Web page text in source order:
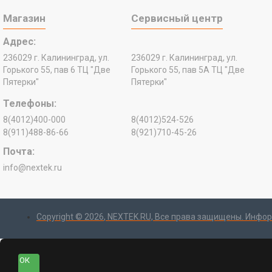
Магазин Сервисный центр
Адрес:
236029 г. Калининград, ул.
Горького 55, пав 6 ТЦ "Две
Пятерки"
236029 г. Калининград, ул.
Горького 55, пав 5А ТЦ "Две
Пятерки"
Телефоны:
8(4012)400-000
8(911)488-86-66
8(4012)524-526
8(921)710-45-26
Почта:
info@nextek.ru
Copyright © 2026, NEXTEK.RU, Все права защищены.
ОК